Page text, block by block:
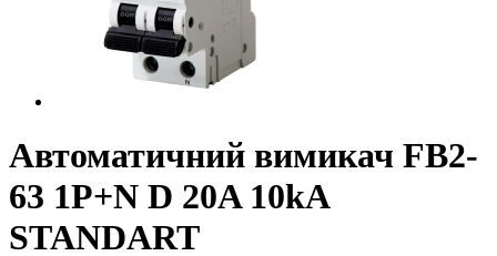
Автоматичний вимикач FB2-
63 1P+N D 20A 10kA
STANDART